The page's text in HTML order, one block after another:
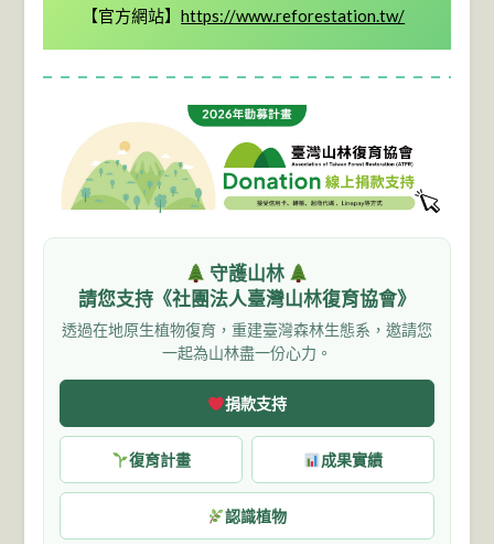
【官方網站】https://www.reforestation.tw/
守護山林
請您支持《社團法人臺灣山林復育協會》
透過在地原生植物復育，重建臺灣森林生態系，邀請您
一起為山林盡一份心力。
捐款支持
復育計畫 成果實績
認識植物